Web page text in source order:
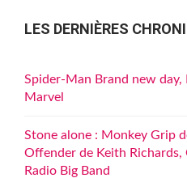
LES DERNIÈRES
Spider-Man Brand new
Marvel
Stone alone : Monkey Grip
Offender de Keith Richards,
Radio Big Band